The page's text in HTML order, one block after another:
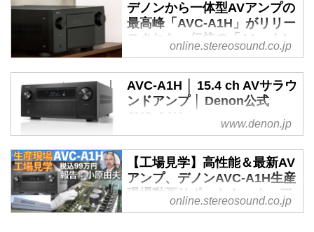
デノンから一体型AVアンプの
最高峰「AVC-A1H」がリリー
スされた。伝統の「A1」ナン
バーを継承し、同社AVアンプ
の技術の粋を集めた “孤高”
のモデル - Stereo Sound
ONLINE
デノンから一体型AVアンプのフ
ラッグシップモデル「AVC-
A1H」が発表された。定価
￥990,000（税込）で、3月下旬の
発売を予定している。カラリング
はプレミアムシルバーとブラッ
online.stereosound.co.jp
AVC-A1H │ 15.4 ch AVサラウ
ンドアンプ │ Denon公式
AVC-A1Hの製品ページです。デ
ノンAVアンプの最新鋭にして最
高峰、 孤高のフラッグシップモ
デル “A1”。
www.denon.jp
【工場見学】高性能＆最新AV
アンプ、デノンAVC-A1H生産
現場動画リポート！ オーデ
ィオビジュアル評論家の小原
online.stereosound.co.jp